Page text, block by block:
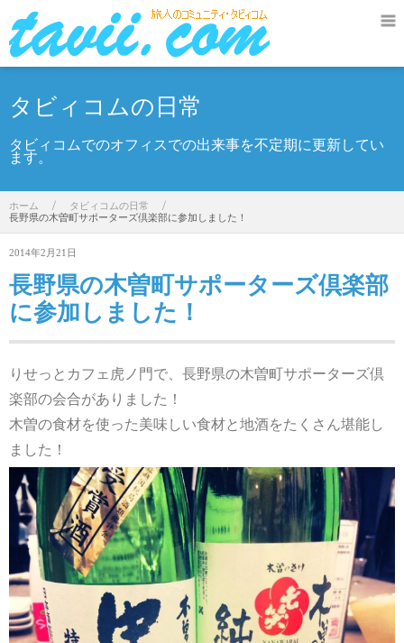
タビィコムの日常
タビィコムでのオフィスでの出来事を不定期に更新してい
ます。
ホーム / タビィコムの日常
/
長野県の木曽町サポーターズ倶楽部に参加しました！
2014年2月21日
長野県の木曽町サポーターズ倶楽部
に参加しました！
りせっとカフェ虎ノ門で、長野県の木曽町サポーターズ倶
楽部の会合がありました！
木曽の食材を使った美味しい食材と地酒をたくさん堪能し
ました！